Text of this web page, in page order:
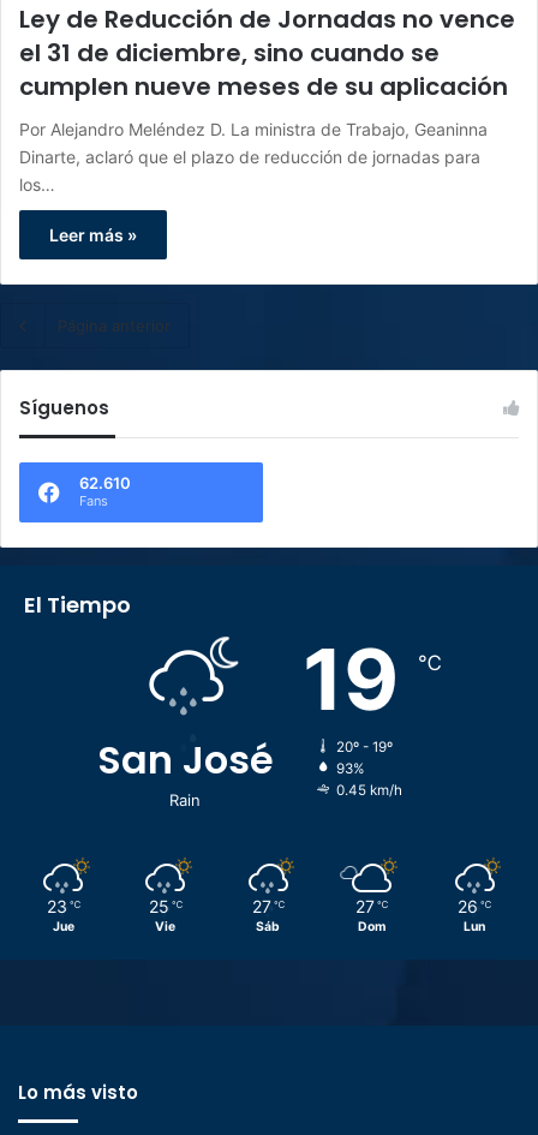
Ley de Reducción de Jornadas no vence
el 31 de diciembre, sino cuando se
cumplen nueve meses de su aplicación
Por Alejandro Meléndez D. La ministra de Trabajo, Geaninna
Dinarte, aclaró que el plazo de reducción de jornadas para
los…
Leer más »
Página anterior
Síguenos
62.610
Fans
El Tiempo
San José
Rain
19 ℃
20º - 19º
93%
0.45 km/h
23 ℃
Jue
25 ℃
Vie
27 ℃
Sáb
27 ℃
Dom
26 ℃
Lun
Lo más visto